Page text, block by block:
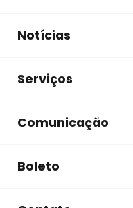
Notícias
Serviços
Comunicação
Boleto